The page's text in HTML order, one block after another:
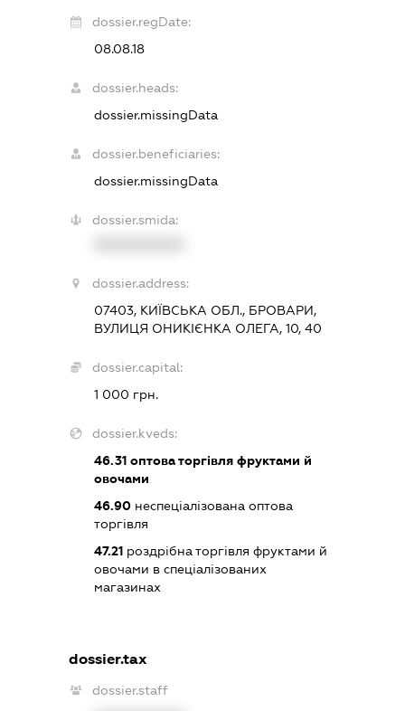
dossier.regDate:
08.08.18
dossier.heads:
dossier.missingData
dossier.beneficiaries:
dossier.missingData
dossier.smida:
dossier.address:
07403, КИЇВСЬКА ОБЛ., БРОВАРИ,
ВУЛИЦЯ ОНИКІЄНКА ОЛЕГА, 10, 40
dossier.capital:
1 000 грн.
dossier.kveds:
46.31 оптова торгівля фруктами й
овочами
46.90 неспеціалізована оптова
торгівля
47.21 роздрібна торгівля фруктами й
овочами в спеціалізованих
магазинах
dossier.tax
dossier.staff